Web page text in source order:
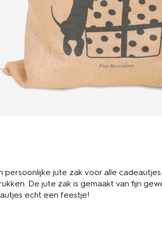
jute zak voor alle
De jute zak is gemaakt van fijn
echt een feestje!